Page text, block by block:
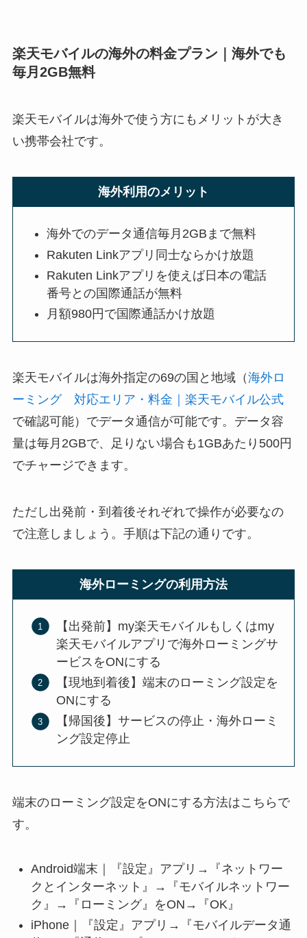
楽天モバイルの海外の料金プラン｜海外でも
毎月2GB無料
楽天モバイルは海外で使う方にもメリットが大き
い携帯会社です。
海外利用のメリット
海外でのデータ通信毎月2GBまで無料
Rakuten Linkアプリ同士ならかけ放題
Rakuten Linkアプリを使えば日本の電話
番号との国際通話が無料
月額980円で国際通話かけ放題
楽天モバイルは海外指定の69の国と地域（海外ロ
ーミング 対応エリア・料金｜楽天モバイル公式
で確認可能）でデータ通信が可能です。データ容
量は毎月2GBで、足りない場合も1GBあたり500円
でチャージできます。
ただし出発前・到着後それぞれで操作が必要なの
で注意しましょう。手順は下記の通りです。
海外ローミングの利用方法
【出発前】my楽天モバイルもしくはmy
楽天モバイルアプリで海外ローミングサ
ービスをONにする
【現地到着後】端末のローミング設定を
ONにする
【帰国後】サービスの停止・海外ローミ
ング設定停止
端末のローミング設定をONにする方法はこちらで
す。
Android端末｜『設定』アプリ→『ネットワー
クとインターネット』→『モバイルネットワー
ク』→『ローミング』をON→『OK』
iPhone｜『設定』アプリ→『モバイルデータ通